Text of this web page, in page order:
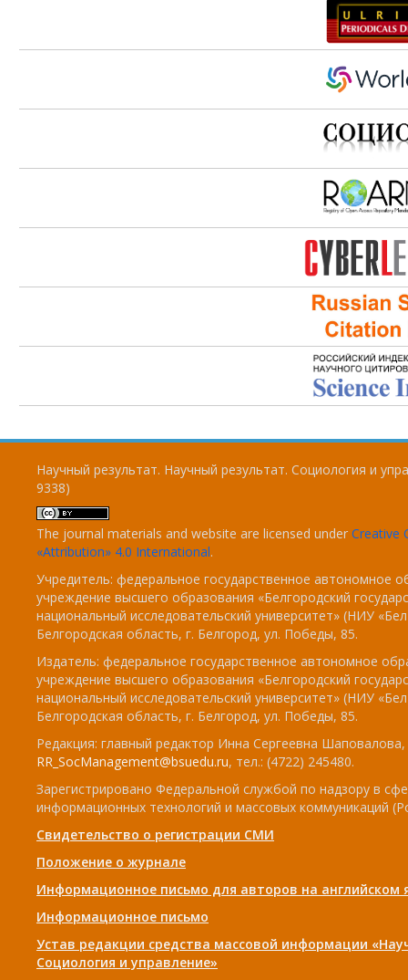
Научный результат. Научный результат. Социология и
9338)
The journal materials and website are licensed under Creative
«Attribution» 4.0 International.
Учредитель: федеральное государственное автономное
учреждение высшего образования «Белгородский
национальный исследовательский университет» (НИУ
Белгородская область, г. Белгород, ул. Победы, 85.
Издатель: федеральное государственное автономное
учреждение высшего образования «Белгородский
национальный исследовательский университет» (НИУ
Белгородская область, г. Белгород, ул. Победы, 85.
Редакция: главный редактор Инна Сергеевна
RR_SocManagement@bsuedu.ru, тел.: (4722) 245480.
Зарегистрировано Федеральной службой по надзору в
информационных технологий и массовых коммуникаций
Свидетельство о регистрации СМИ
Положение о журнале
Информационное письмо для авторов на английском
Информационное письмо
Устав редакции средства массовой информации
Социология и управление»